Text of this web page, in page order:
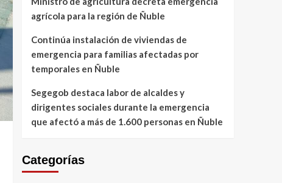
agrícola para la región de Ñuble
Continúa instalación de viviendas de
emergencia para familias afectadas por
temporales en Ñuble
Segegob destaca labor de alcaldes y
dirigentes sociales durante la emergencia
que afectó a más de 1.600 personas en Ñuble
Categorías